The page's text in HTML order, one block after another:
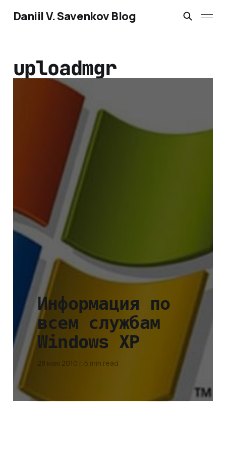
Daniil V. Savenkov Blog
uploadmgr
Информация по
всем службам
Windows XP
28 мая 2010 г.5 min read